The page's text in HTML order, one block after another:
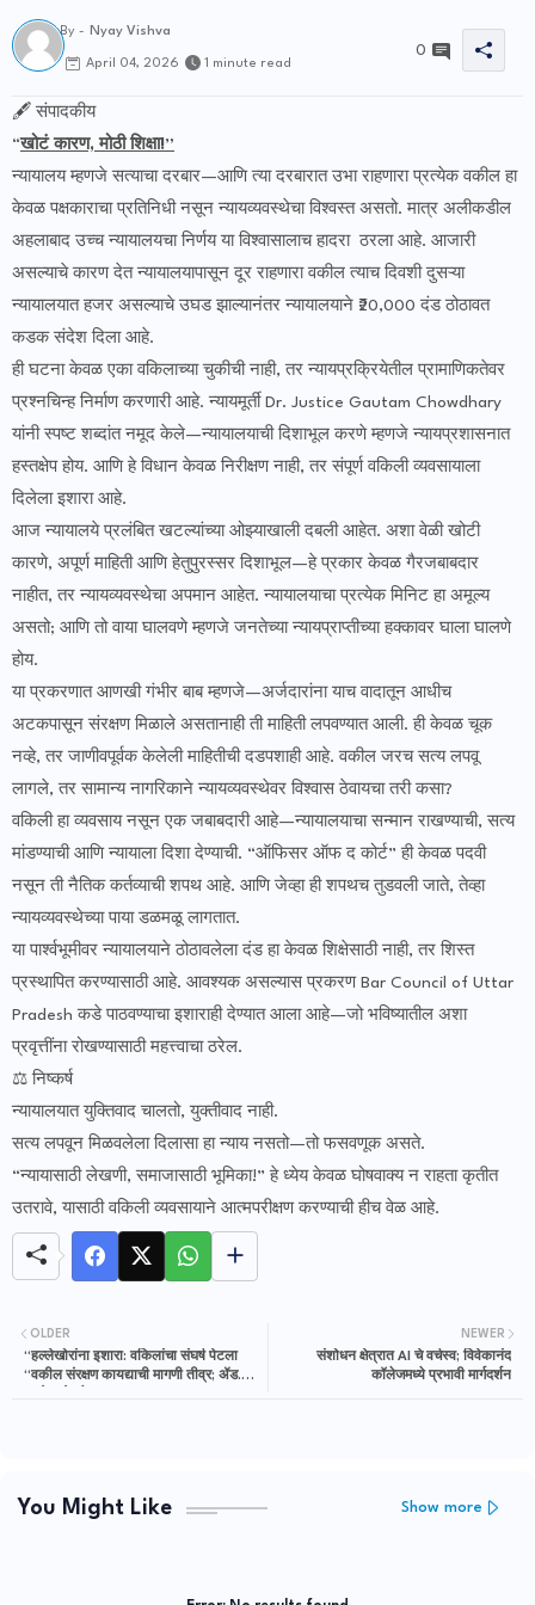
By - Nyay Vishva
April 04, 2026 1 minute read
0
🖋️ संपादकीय
“खोटं कारण, मोठी शिक्षा!”
न्यायालय म्हणजे सत्याचा दरबार—आणि त्या दरबारात उभा राहणारा प्रत्येक वकील हा
केवळ पक्षकाराचा प्रतिनिधी नसून न्यायव्यवस्थेचा विश्वस्त असतो. मात्र अलीकडील
अहलाबाद उच्च न्यायालयचा निर्णय या विश्वासालाच हादरा ठरला आहे. आजारी
असल्याचे कारण देत न्यायालयापासून दूर राहणारा वकील त्याच दिवशी दुसऱ्या
न्यायालयात हजर असल्याचे उघड झाल्यानंतर न्यायालयाने ₹20,000 दंड ठोठावत
कडक संदेश दिला आहे.
ही घटना केवळ एका वकिलाच्या चुकीची नाही, तर न्यायप्रक्रियेतील प्रामाणिकतेवर
प्रश्नचिन्ह निर्माण करणारी आहे. न्यायमूर्ती Dr. Justice Gautam Chowdhary
यांनी स्पष्ट शब्दांत नमूद केले—न्यायालयाची दिशाभूल करणे म्हणजे न्यायप्रशासनात
हस्तक्षेप होय. आणि हे विधान केवळ निरीक्षण नाही, तर संपूर्ण वकिली व्यवसायाला
दिलेला इशारा आहे.
आज न्यायालये प्रलंबित खटल्यांच्या ओझ्याखाली दबली आहेत. अशा वेळी खोटी
कारणे, अपूर्ण माहिती आणि हेतुपुरस्सर दिशाभूल—हे प्रकार केवळ गैरजबाबदार
नाहीत, तर न्यायव्यवस्थेचा अपमान आहेत. न्यायालयाचा प्रत्येक मिनिट हा अमूल्य
असतो; आणि तो वाया घालवणे म्हणजे जनतेच्या न्यायप्राप्तीच्या हक्कावर घाला घालणे
होय.
या प्रकरणात आणखी गंभीर बाब म्हणजे—अर्जदारांना याच वादातून आधीच
अटकपासून संरक्षण मिळाले असतानाही ती माहिती लपवण्यात आली. ही केवळ चूक
नव्हे, तर जाणीवपूर्वक केलेली माहितीची दडपशाही आहे. वकील जरच सत्य लपवू
लागले, तर सामान्य नागरिकाने न्यायव्यवस्थेवर विश्वास ठेवायचा तरी कसा?
वकिली हा व्यवसाय नसून एक जबाबदारी आहे—न्यायालयाचा सन्मान राखण्याची, सत्य
मांडण्याची आणि न्यायाला दिशा देण्याची. “ऑफिसर ऑफ द कोर्ट” ही केवळ पदवी
नसून ती नैतिक कर्तव्याची शपथ आहे. आणि जेव्हा ही शपथच तुडवली जाते, तेव्हा
न्यायव्यवस्थेच्या पाया डळमळू लागतात.
या पार्श्वभूमीवर न्यायालयाने ठोठावलेला दंड हा केवळ शिक्षेसाठी नाही, तर शिस्त
प्रस्थापित करण्यासाठी आहे. आवश्यक असल्यास प्रकरण Bar Council of Uttar
Pradesh कडे पाठवण्याचा इशाराही देण्यात आला आहे—जो भविष्यातील अशा
प्रवृत्तींना रोखण्यासाठी महत्त्वाचा ठरेल.
⚖️ निष्कर्ष
न्यायालयात युक्तिवाद चालतो, युक्तीवाद नाही.
सत्य लपवून मिळवलेला दिलासा हा न्याय नसतो—तो फसवणूक असते.
“न्यायासाठी लेखणी, समाजासाठी भूमिका!” हे ध्येय केवळ घोषवाक्य न राहता कृतीत
उतरावे, यासाठी वकिली व्यवसायाने आत्मपरीक्षण करण्याची हीच वेळ आहे.
NEWER
संशोधन क्षेत्रात AI चे वर्चस्व; विवेकानंद
कॉलेजमध्ये प्रभावी मार्गदर्शन
OLDER
“हल्लेखोरांना इशारा: वकिलांचा संघर्ष पेटला
“वकील संरक्षण कायद्याची मागणी तीव्र; ॲड.
You Might Like Show more